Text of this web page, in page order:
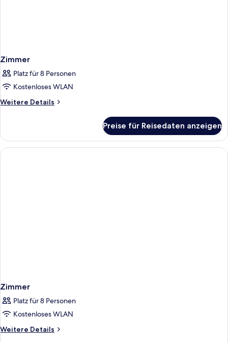
Zimmer
Platz für 8 Personen
Kostenloses WLAN
Weitere Details
Weitere
Preise für Reisedaten anzeigen
Zimmer
Platz für 8 Personen
Kostenloses WLAN
Weitere Details
Weitere